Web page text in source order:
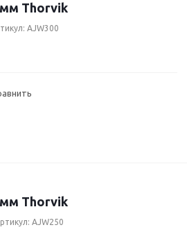
Thorvik
AJW300
Thorvik
AJW250